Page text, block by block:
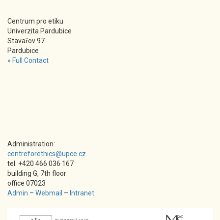
Centrum pro etiku
Univerzita Pardubice
Stavařov 97
Pardubice
» Full Contact
Administration:
centreforethics@upce.cz
tel. +420 466 036 167
building G, 7th floor
office 07023
Admin – Webmail – Intranet